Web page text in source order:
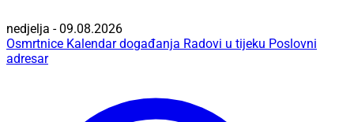
nedjelja - 09.08.2026
Osmrtnice Kalendar događanja Radovi u tijeku Poslovni
adresar